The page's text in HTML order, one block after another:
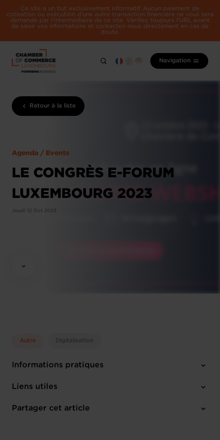
Ce site a un but exclusivement informatif. Aucun paiement de
cotisation ou exécution d'une autre transaction financière ne vous sera
demandé par l'intermédiaire de ce site. Vérifiez toujours l'URL avant
de saisir vos informations et contactez-nous directement en cas de
doute.
Navigation
Retour à la liste
Agenda / Events
LE CONGRÈS E-FORUM
LUXEMBOURG 2023
Jeudi 12 Oct 2023
Autre Digitalisation
Informations pratiques
Jeudi 12 Oct 2023
Chambre de Commerce
Liens utiles
M'inscrire
Partager cet article